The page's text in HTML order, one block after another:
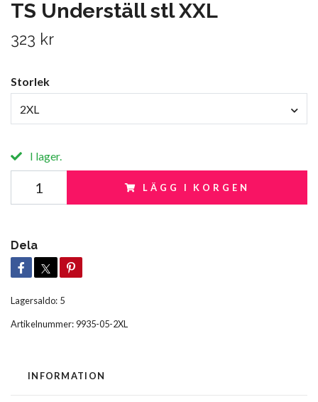
TS Underställ stl XXL
323 kr
Storlek
2XL
I lager.
LÄGG I KORGEN
Dela
Lagersaldo: 5
Artikelnummer:9935-05-2XL
INFORMATION